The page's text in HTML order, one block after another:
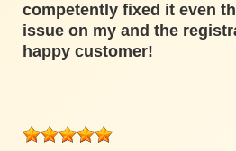
competently fixed it even
issue on my and the
happy customer!